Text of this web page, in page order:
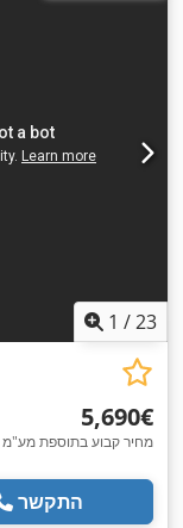
1 /23
‏5,690 ‏€
מחיר קבוע בתוספת מע"מ
התקשר